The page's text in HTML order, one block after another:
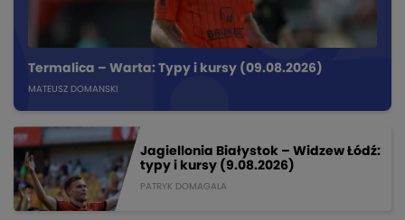
Termalica – Warta: Typy i kursy (09.08.2026)
MATEUSZ DOMANSKI
Jagiellonia Białystok – Widzew Łódź:
typy i kursy (9.08.2026)
PATRYK DOMAGALA